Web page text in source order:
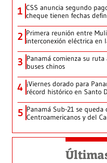
1 CSS anuncia segundo
cheque tienen fechas
2 Primera reunión entre
interconexión eléctrica en
3 Panamá comienza su
buses chinos
4 ¡Viernes dorado para
récord histórico en Santo
5 Panamá Sub-21 se
Centroamericanos y del